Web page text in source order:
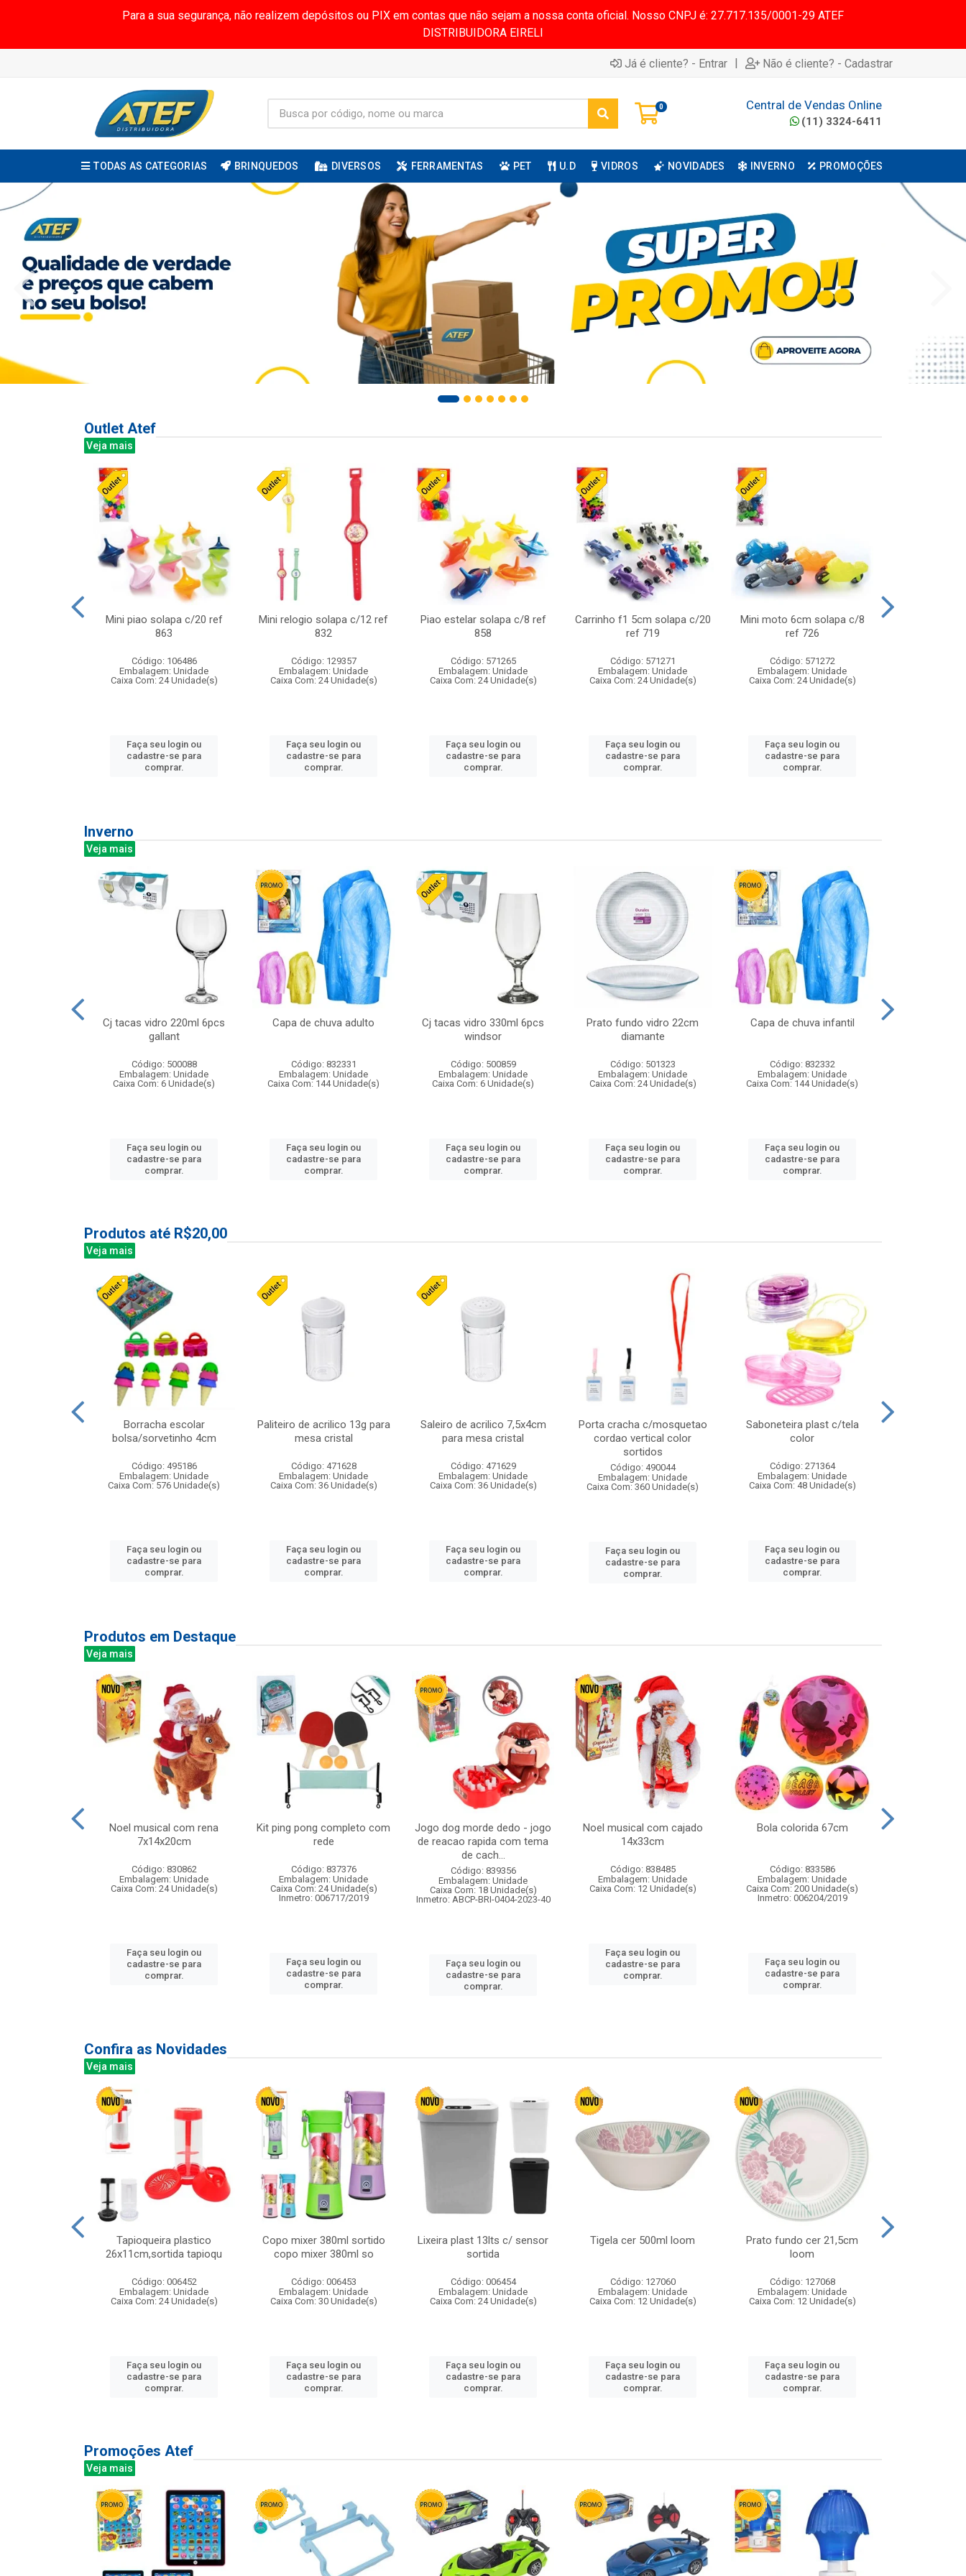
Para a sua segurança, não realizem depósitos ou PIX em contas que não sejam a nossa conta oficial. Nosso CNPJ é: 27.717.135/0001-29 ATEF
DISTRIBUIDORA EIRELI
Já é cliente? - Entrar | Não é cliente? - Cadastrar
0 Central de Vendas Online
(11) 3324-6411
TODAS AS CATEGORIAS BRINQUEDOS DIVERSOS FERRAMENTAS PET U.D VIDROS NOVIDADES INVERNO PROMOÇÕES
Outlet Atef
Veja mais
Mini piao solapa c/20 ref
863
Código: 106486
Embalagem: Unidade
Caixa Com: 24 Unidade(s)
Faça seu login ou
cadastre-se para
comprar.
Mini relogio solapa c/12 ref
832
Código: 129357
Embalagem: Unidade
Caixa Com: 24 Unidade(s)
Faça seu login ou
cadastre-se para
comprar.
Piao estelar solapa c/8 ref
858
Código: 571265
Embalagem: Unidade
Caixa Com: 24 Unidade(s)
Faça seu login ou
cadastre-se para
comprar.
Carrinho f1 5cm solapa c/20
ref 719
Código: 571271
Embalagem: Unidade
Caixa Com: 24 Unidade(s)
Faça seu login ou
cadastre-se para
comprar.
Mini moto 6cm solapa c/8
ref 726
Código: 571272
Embalagem: Unidade
Caixa Com: 24 Unidade(s)
Faça seu login ou
cadastre-se para
comprar.
Inverno
Veja mais
Cj tacas vidro 220ml 6pcs
gallant
Código: 500088
Embalagem: Unidade
Caixa Com: 6 Unidade(s)
Faça seu login ou
cadastre-se para
comprar.
Capa de chuva adulto
Código: 832331
Embalagem: Unidade
Caixa Com: 144 Unidade(s)
Faça seu login ou
cadastre-se para
comprar.
Cj tacas vidro 330ml 6pcs
windsor
Código: 500859
Embalagem: Unidade
Caixa Com: 6 Unidade(s)
Faça seu login ou
cadastre-se para
comprar.
Prato fundo vidro 22cm
diamante
Código: 501323
Embalagem: Unidade
Caixa Com: 24 Unidade(s)
Faça seu login ou
cadastre-se para
comprar.
Capa de chuva infantil
Código: 832332
Embalagem: Unidade
Caixa Com: 144 Unidade(s)
Faça seu login ou
cadastre-se para
comprar.
Produtos até R$20,00
Veja mais
Borracha escolar
bolsa/sorvetinho 4cm
Código: 495186
Embalagem: Unidade
Caixa Com: 576 Unidade(s)
Faça seu login ou
cadastre-se para
comprar.
Paliteiro de acrilico 13g para
mesa cristal
Código: 471628
Embalagem: Unidade
Caixa Com: 36 Unidade(s)
Faça seu login ou
cadastre-se para
comprar.
Saleiro de acrilico 7,5x4cm
para mesa cristal
Código: 471629
Embalagem: Unidade
Caixa Com: 36 Unidade(s)
Faça seu login ou
cadastre-se para
comprar.
Porta cracha c/mosquetao
cordao vertical color
sortidos
Código: 490044
Embalagem: Unidade
Caixa Com: 360 Unidade(s)
Faça seu login ou
cadastre-se para
comprar.
Saboneteira plast c/tela
color
Código: 271364
Embalagem: Unidade
Caixa Com: 48 Unidade(s)
Faça seu login ou
cadastre-se para
comprar.
Produtos em Destaque
Veja mais
Noel musical com rena
7x14x20cm
Código: 830862
Embalagem: Unidade
Caixa Com: 24 Unidade(s)
Faça seu login ou
cadastre-se para
comprar.
Kit ping pong completo com
rede
Código: 837376
Embalagem: Unidade
Caixa Com: 24 Unidade(s)
Inmetro: 006717/2019
Faça seu login ou
cadastre-se para
comprar.
Jogo dog morde dedo - jogo
de reacao rapida com tema
de cach...
Código: 839356
Embalagem: Unidade
Caixa Com: 18 Unidade(s)
Inmetro: ABCP-BRI-0404-2023-40
Faça seu login ou
cadastre-se para
comprar.
Noel musical com cajado
14x33cm
Código: 838485
Embalagem: Unidade
Caixa Com: 12 Unidade(s)
Faça seu login ou
cadastre-se para
comprar.
Bola colorida 67cm
Código: 833586
Embalagem: Unidade
Caixa Com: 200 Unidade(s)
Inmetro: 006204/2019
Faça seu login ou
cadastre-se para
comprar.
Confira as Novidades
Veja mais
Tapioqueira plastico
26x11cm,sortida tapioqu
Código: 006452
Embalagem: Unidade
Caixa Com: 24 Unidade(s)
Faça seu login ou
cadastre-se para
comprar.
Copo mixer 380ml sortido
copo mixer 380ml so
Código: 006453
Embalagem: Unidade
Caixa Com: 30 Unidade(s)
Faça seu login ou
cadastre-se para
comprar.
Lixeira plast 13lts c/ sensor
sortida
Código: 006454
Embalagem: Unidade
Caixa Com: 24 Unidade(s)
Faça seu login ou
cadastre-se para
comprar.
Tigela cer 500ml loom
Código: 127060
Embalagem: Unidade
Caixa Com: 12 Unidade(s)
Faça seu login ou
cadastre-se para
comprar.
Prato fundo cer 21,5cm
loom
Código: 127068
Embalagem: Unidade
Caixa Com: 12 Unidade(s)
Faça seu login ou
cadastre-se para
comprar.
Promoções Atef
Veja mais